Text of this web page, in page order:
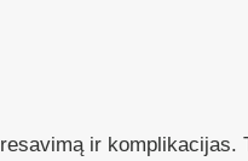
ir komplikacijas.